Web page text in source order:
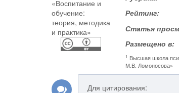
Рейтинг:
Статья
Размещено в:
1 Высшая школа
М.В. Ломоносова»
Для цитирования: